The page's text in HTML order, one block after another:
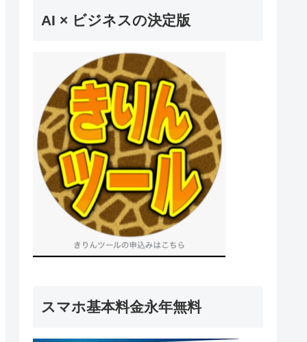
AI × ビジネスの決定版
スマホ基本料金永年無料